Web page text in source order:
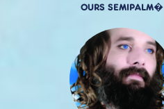
OURS SEMIPALM�